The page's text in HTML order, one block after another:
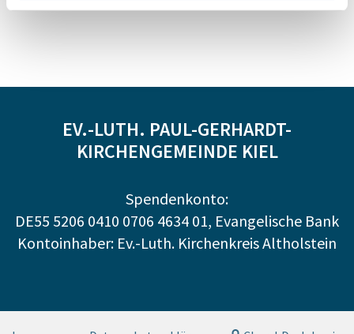
EV.-LUTH. PAUL-GERHARDT-
KIRCHENGEMEINDE KIEL
Spendenkonto:
DE55 5206 0410 0706 4634 01, Evangelische Bank
Kontoinhaber: Ev.-Luth. Kirchenkreis Altholstein